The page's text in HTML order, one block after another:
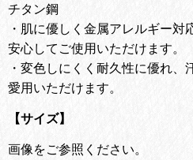
チタン鋼
・肌に優しく金属アレルギー対
安心してご使用いただけます。
・変色しにくく耐久性に優れ
愛用いただけます。
【サイズ】
画像をご参照ください。